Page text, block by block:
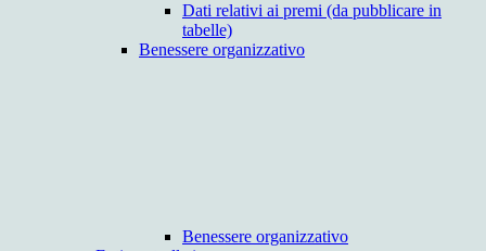
Dati relativi ai premi (da pubblicare in
tabelle)
Benessere organizzativo
Benessere organizzativo